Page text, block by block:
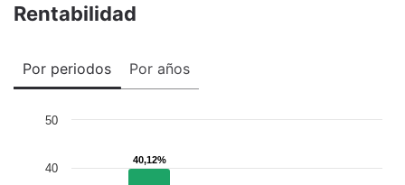
Rentabilidad
Por periodos Por años
40,12%
40,12%
40
50